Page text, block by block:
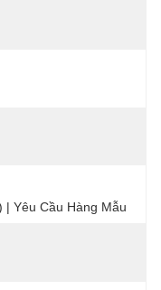
| Yêu Cầu Hàng Mẫu